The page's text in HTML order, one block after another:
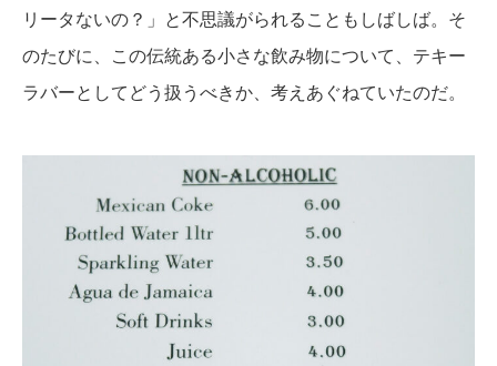
リータないの？」と不思議がられることもしばしば。そ
のたびに、この伝統ある小さな飲み物について、テキー
ラバーとしてどう扱うべきか、考えあぐねていたのだ。